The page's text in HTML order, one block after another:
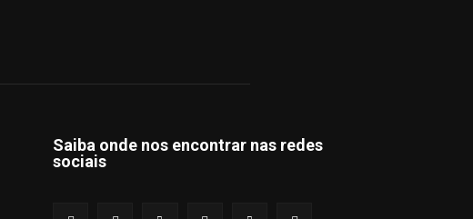
Saiba onde nos encontrar nas redes
sociais